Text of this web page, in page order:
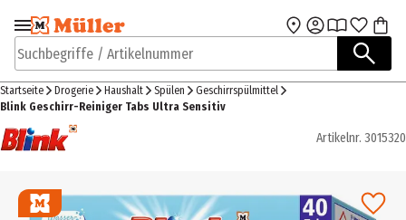
Zur Navigation
springen
Zum Hauptinhalt
Suchbegriffe / Artikelnummer
Startseite Drogerie Haushalt Spülen
Geschirrspülmittel
Blink Geschirr-Reiniger Tabs Ultra Sensitiv
Artikelnr. 3015320